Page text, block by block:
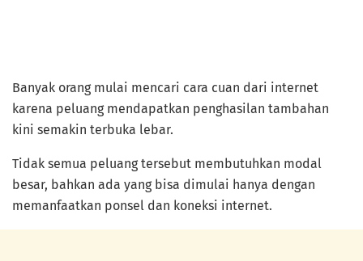
Banyak orang mulai mencari cara cuan dari internet
karena peluang mendapatkan penghasilan tambahan
kini semakin terbuka lebar.
Tidak semua peluang tersebut membutuhkan modal
besar, bahkan ada yang bisa dimulai hanya dengan
memanfaatkan ponsel dan koneksi internet.